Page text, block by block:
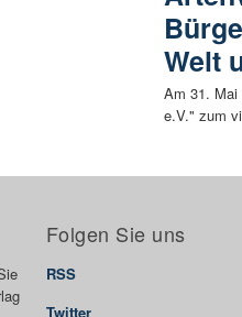
Welt
Am 31.
e.V." zum
Folgen Sie uns
RSS
Twitter